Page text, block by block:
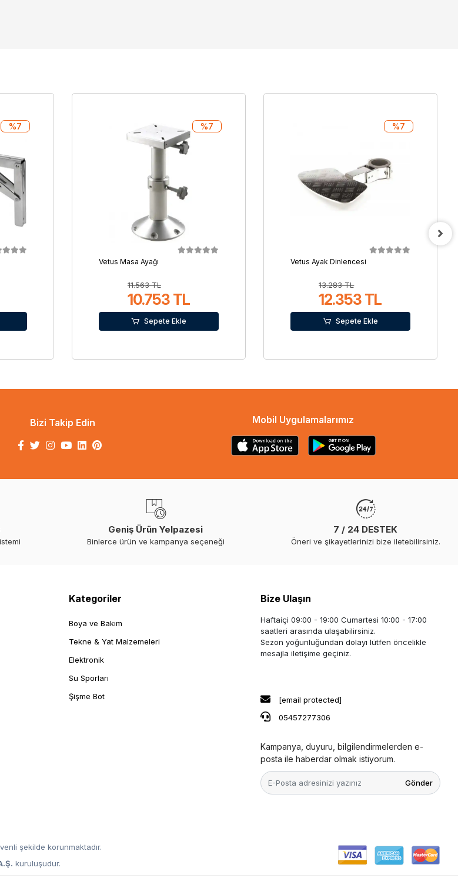
%7
Vetus Masa Ayağı
11.563 TL
10.753 TL
%7
Sepete Ekle
Vetus Ayak Dinlencesi
13.283 TL
12.353 TL
%7
Sepete Ekle
Bizi Takip Edin Mobil Uygulamalarımız
Geniş Ürün Yelpazesi
Binlerce ürün ve kampanya seçeneği
7 / 24 DESTEK
Öneri ve şikayetlerinizi bize iletebilirsiniz.
Kategoriler
Boya ve Bakım
Tekne & Yat Malzemeleri
Elektronik
Su Sporları
Şişme Bot
Bize Ulaşın
Haftaiçi 09:00 - 19:00 Cumartesi 10:00 - 17:00
saatleri arasında ulaşabilirsiniz.
Sezon yoğunluğundan dolayı lütfen öncelikle
mesajla iletişime geçiniz.
[email protected]
05457277306
Kampanya, duyuru, bilgilendirmelerden e-
posta ile haberdar olmak istiyorum.
Gönder
şekilde korunmaktadır.
kuruluşudur.